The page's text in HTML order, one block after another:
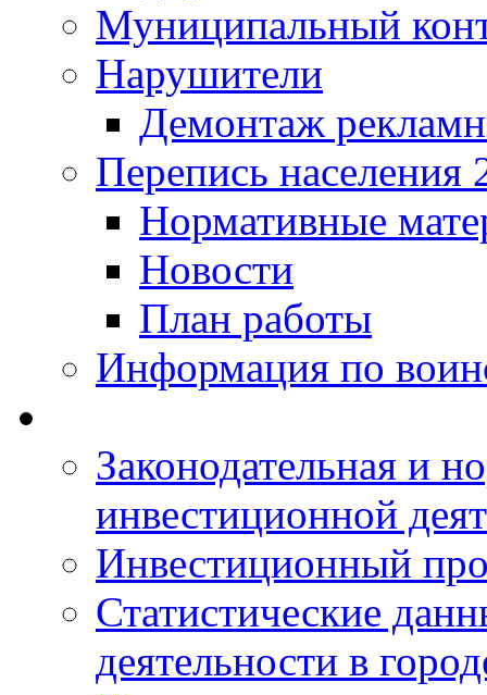
Муниципальный
Нарушители
Демонтаж
Перепись населения
Нормативные
Новости
План работы
Информация по
Законодательная и
инвестиционной
Инвестиционный
Статистические
деятельности в